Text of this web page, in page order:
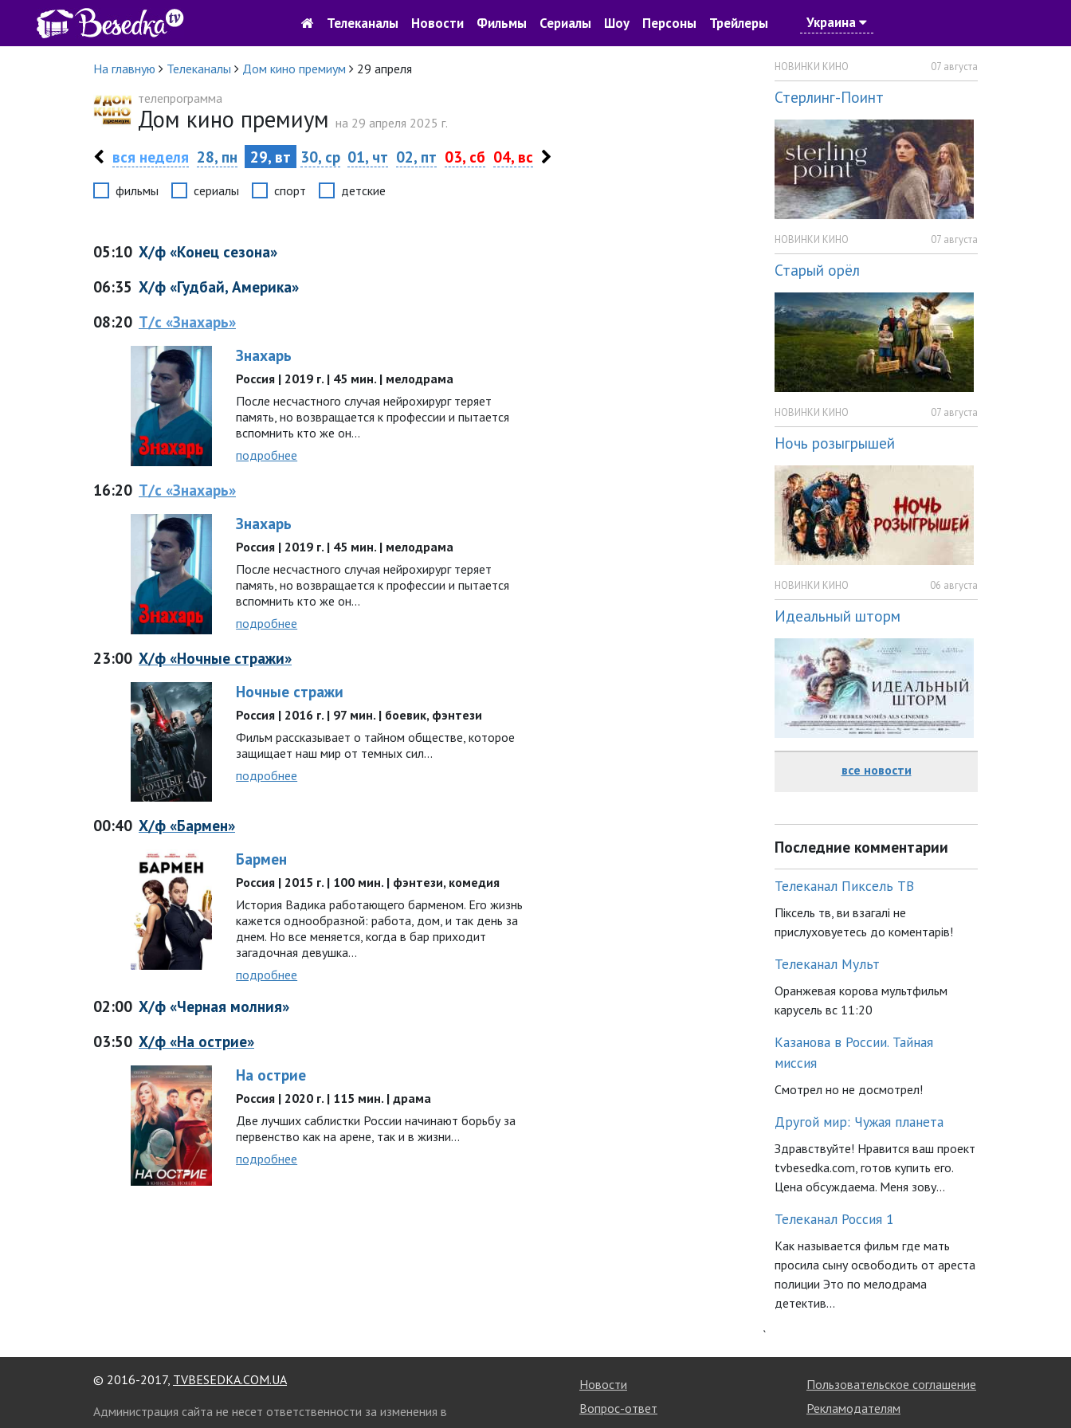
Телеканалы Новости Фильмы Сериалы Шоу Персоны Трейлеры Украина
На главную Телеканалы Дом кино премиум
29 апреля
телепрограмма
Дом кино премиум на 29 апреля 2025 г.
вся неделя 28, пн 29, вт 30, ср 01, чт 02, пт 03, сб 04, вс
фильмы сериалы спорт детские
05:10 Х/ф «Конец сезона»
06:35 Х/ф «Гудбай, Америка»
08:20 Т/с «Знахарь»
Знахарь
Россия | 2019 г. | 45 мин. | мелодрама
После несчастного случая нейрохирург теряет
память, но возвращается к профессии и пытается
вспомнить кто же он...
подробнее
16:20 Т/с «Знахарь»
Знахарь
Россия | 2019 г. | 45 мин. | мелодрама
После несчастного случая нейрохирург теряет
память, но возвращается к профессии и пытается
вспомнить кто же он...
подробнее
23:00 Х/ф «Ночные стражи»
Ночные стражи
Россия | 2016 г. | 97 мин. | боевик, фэнтези
Фильм рассказывает о тайном обществе, которое
защищает наш мир от темных сил…
подробнее
00:40 Х/ф «Бармен»
Бармен
Россия | 2015 г. | 100 мин. | фэнтези, комедия
История Вадика работающего барменом. Его жизнь
кажется однообразной: работа, дом, и так день за
днем. Но все меняется, когда в бар приходит
загадочная девушка…
подробнее
02:00 Х/ф «Черная молния»
03:50 Х/ф «На острие»
На острие
Россия | 2020 г. | 115 мин. | драма
Две лучших саблистки России начинают борьбу за
первенство как на арене, так и в жизни…
подробнее
НОВИНКИ КИНО 07 августа
Стерлинг-Поинт
НОВИНКИ КИНО 07 августа
Старый орёл
НОВИНКИ КИНО 07 августа
Ночь розыгрышей
НОВИНКИ КИНО 06 августа
Идеальный шторм
все новости
Последние комментарии
Телеканал Пиксель ТВ
Піксель тв, ви взагалі не
прислуховуетесь до коментарів!
Телеканал Мульт
Оранжевая корова мультфильм
карусель вс 11:20
Казанова в России. Тайная
миссия
Смотрел но не досмотрел!
Другой мир: Чужая планета
Здравствуйте! Нравится ваш проект
tvbesedka.com, готов купить его.
Цена обсуждаема. Меня зову...
Телеканал Россия 1
Как называется фильм где мать
просила сыну освободить от ареста
полиции Это по мелодрама
детектив...
`
© 2016-2017, TVBESEDKA.COM.UA
Администрация сайта не несет ответственности за изменения в
Новости
Вопрос-ответ
Пользовательское соглашение
Рекламодателям